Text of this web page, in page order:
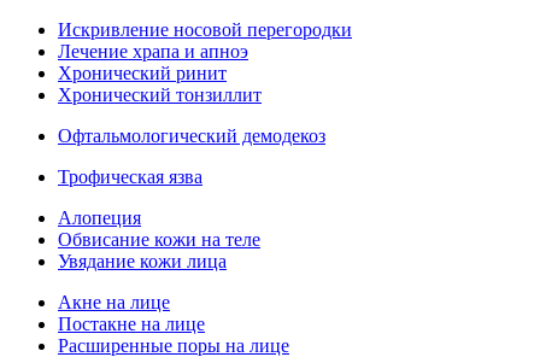
Искривление носовой перегородки
Лечение храпа и апноэ
Хронический ринит
Хронический тонзиллит
Офтальмологический демодекоз
Трофическая язва
Алопеция
Обвисание кожи на теле
Увядание кожи лица
Акне на лице
Постакне на лице
Расширенные поры на лице